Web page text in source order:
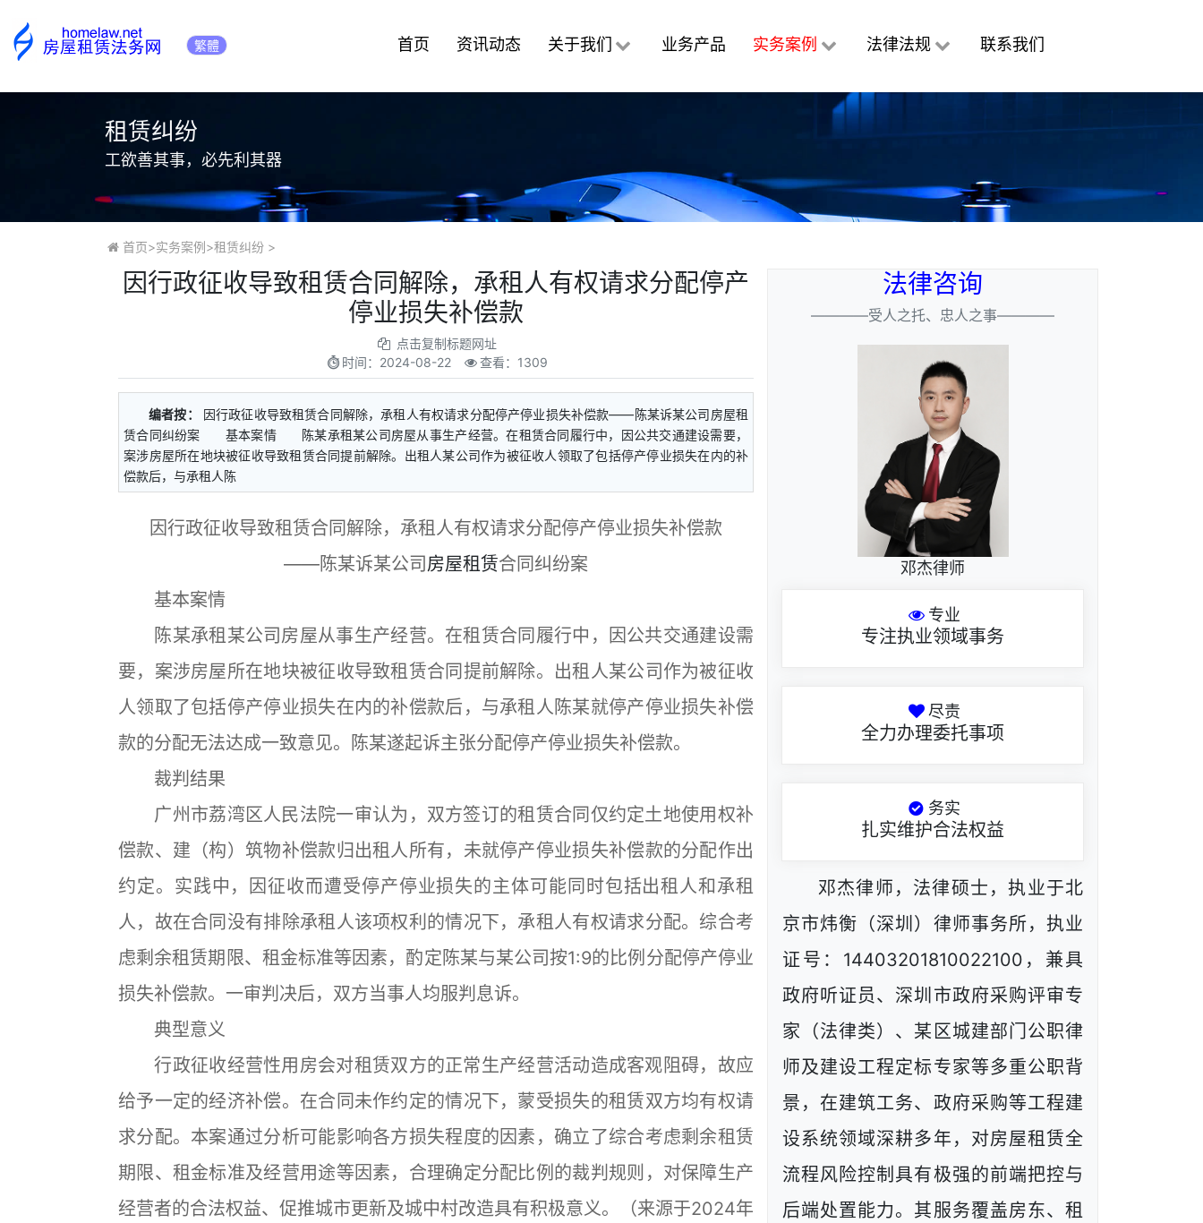
繁體 首页 资讯动态 关于我们 业务产品 实务案例 法律法规 联系我们
租赁纠纷
工欲善其事，必先利其器
首页>实务案例 >租赁纠纷>
因行政征收导致租赁合同解除，承租人有权请求分配停产
停业损失补偿款
点击复制标题网址
时间： 2024-08-22 查看：1309
编者按：
因行政征收导致租赁合同解除，承租人有权请求分配停产停业损失补偿款——陈某诉某公司房屋租
赁合同纠纷案 基本案情 陈某承租某公司房屋从事生产经营。在租赁合同履行中，因公共交通建设需要，
案涉房屋所在地块被征收导致租赁合同提前解除。出租人某公司作为被征收人领取了包括停产停业损失在内的补
偿款后，与承租人陈
因行政征收导致租赁合同解除，承租人有权请求分配停产停业损失补偿款
——陈某诉某公司房屋租赁合同纠纷案
基本案情
陈某承租某公司房屋从事生产经营。在租赁合同履行中，因公共交通建设需
要，案涉房屋所在地块被征收导致租赁合同提前解除。出租人某公司作为被征收
人领取了包括停产停业损失在内的补偿款后，与承租人陈某就停产停业损失补偿
款的分配无法达成一致意见。陈某遂起诉主张分配停产停业损失补偿款。
裁判结果
广州市荔湾区人民法院一审认为，双方签订的租赁合同仅约定土地使用权补
偿款、建（构）筑物补偿款归出租人所有，未就停产停业损失补偿款的分配作出
约定。实践中，因征收而遭受停产停业损失的主体可能同时包括出租人和承租
人，故在合同没有排除承租人该项权利的情况下，承租人有权请求分配。综合考
虑剩余租赁期限、租金标准等因素，酌定陈某与某公司按1:9的比例分配停产停业
损失补偿款。一审判决后，双方当事人均服判息诉。
典型意义
行政征收经营性用房会对租赁双方的正常生产经营活动造成客观阻碍，故应
给予一定的经济补偿。在合同未作约定的情况下，蒙受损失的租赁双方均有权请
求分配。本案通过分析可能影响各方损失程度的因素，确立了综合考虑剩余租赁
期限、租金标准及经营用途等因素，合理确定分配比例的裁判规则，对保障生产
经营者的合法权益、促推城市更新及城中村改造具有积极意义。
（来源于2024年
法律咨询
————受人之托、忠人之事————
邓杰律师
专业
专注执业领域事务
尽责
全力办理委托事项
务实
扎实维护合法权益
邓杰律师，法律硕士，执业于北
京市炜衡（深圳）律师事务所，执业
证号：14403201810022100，兼具
政府听证员、深圳市政府采购评审专
家（法律类）、某区城建部门公职律
师及建设工程定标专家等多重公职背
景，在建筑工务、政府采购等工程建
设系统领域深耕多年，对房屋租赁全
流程风险控制具有极强的前端把控与
后端处置能力。其服务覆盖房东、租